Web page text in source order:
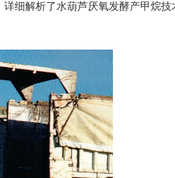
细解析了水葫芦厌氧发酵产甲烷技